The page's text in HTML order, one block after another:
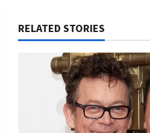
RELATED STORIES